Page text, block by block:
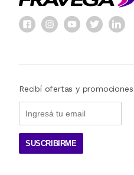
Recibí ofertas y promociones
SUSCRIBIRME